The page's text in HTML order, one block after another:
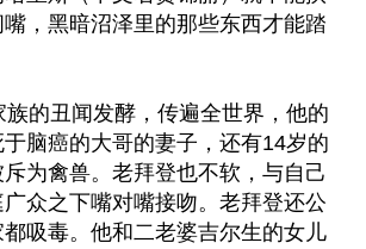
，黑暗沼泽里的那些东西才能踏
族的丑闻发酵，传遍全世界，他的
脑癌的大哥的妻子，还有14岁的
为禽兽。老拜登也不软，与自己
众之下嘴对嘴接吻。老拜登还公
吸毒。他和二老婆吉尔生的女儿